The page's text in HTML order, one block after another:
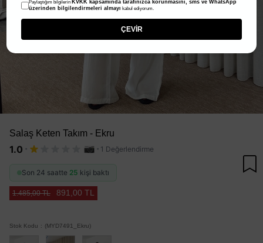
Salaş Keten Takım - Ekru
1.0 · · 1 Değerlendirme
Son 24 saatte 25 kişi baktı
1.485,00 TL 891,00 TL
Stok Kodu (MYD7491_Ekru)
Paylaştığım bilgilerin KVKK kapsamında tarafınızca korunmasını, sms ve WhatsApp
üzerinden bilgilendirmeleri almayı kabul ediyorum.
ÇEVİR